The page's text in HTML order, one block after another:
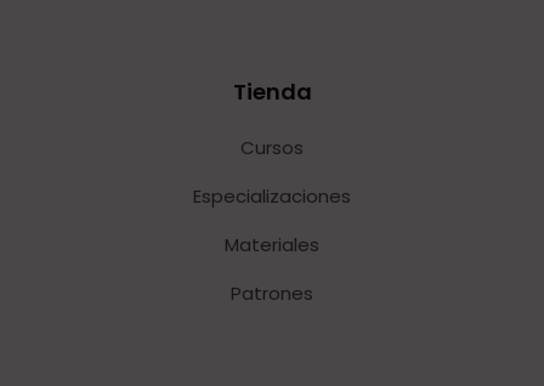
Tienda
Cursos
Especializaciones
Materiales
Patrones